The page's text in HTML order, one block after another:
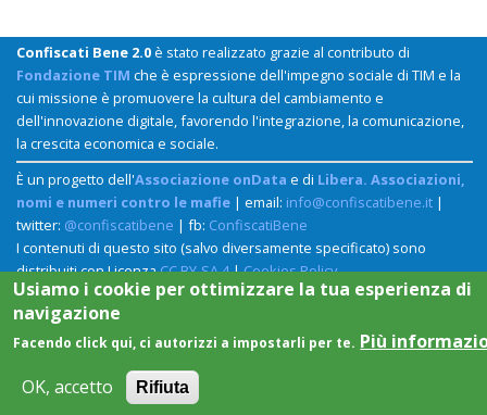
Confiscati Bene 2.0è stato realizzato grazie al contributo di
Fondazione TIM che è espressione dell'impegno sociale di TIM e la
cui missione è promuovere la cultura del cambiamento e
dell'innovazione digitale, favorendo l'integrazione, la comunicazione,
la crescita economica e sociale.
È un progetto dell'Associazione onData e di Libera. Associazioni,
nomi e numeri contro le mafie | email: info@confiscatibene.it |
twitter: @confiscatibene | fb: ConfiscatiBene
I contenuti di questo sito (salvo diversamente specificato) sono
distribuiti con LicenzaCC BY-SA 4|Cookies Policy
Usiamo i cookie per ottimizzare la tua esperienza di
navigazione
Facendo click qui, ci autorizzi a impostarli per te. Più
OK, accetto
Rifiuta